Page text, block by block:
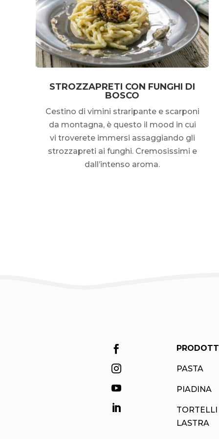
STROZZAPRETI CON FUNGHI DI
BOSCO
Cestino di vimini straripante e scarponi
da montagna, è questo il mood in cui
vi troverete immersi assaggiando gli
strozzapreti ai funghi. Cremosissimi e
dall’intenso aroma.




PASTA
PIADINA
LASTRA